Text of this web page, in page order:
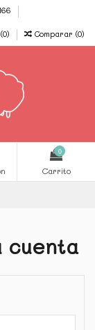
0) Comparar (0)
0
Carrito
cuenta